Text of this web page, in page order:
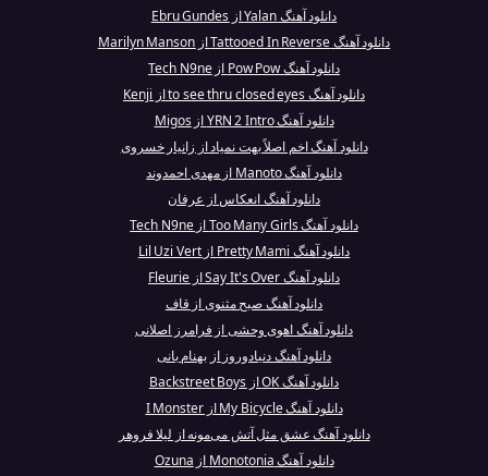
دانلود آهنگ Yalan از Ebru Gundes
دانلود آهنگ Tattooed In Reverse از Marilyn Manson
دانلود آهنگ Pow Pow از Tech N9ne
دانلود آهنگ to see thru closed eyes از Kenji
دانلود آهنگ YRN 2 Intro از Migos
دانلود آهنگ اخم اصلاً بهت نمیاد از زانیار خسروی
دانلود آهنگ Manoto از مهدی احمدوند
دانلود آهنگ انعکاس از عرفان
دانلود آهنگ Too Many Girls از Tech N9ne
دانلود آهنگ Pretty Mami از Lil Uzi Vert
دانلود آهنگ Say It's Over از Fleurie
دانلود آهنگ صبح مثنوی از قاف
دانلود آهنگ اهوی وحشی از فرامرز اصلانی
دانلود آهنگ دنیادوروز از بهنام بانی
دانلود آهنگ OK از Backstreet Boys
دانلود آهنگ My Bicycle از I Monster
دانلود آهنگ عشق مثل آتش می‌مونه از لیلا فروهر
دانلود آهنگ Monotonia از Ozuna